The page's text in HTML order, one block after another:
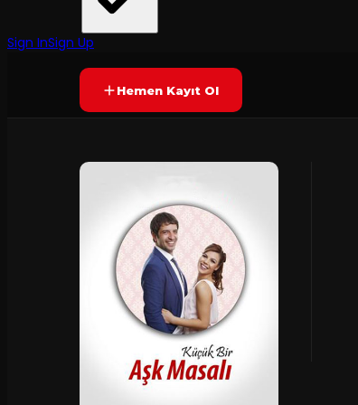
Sign InSign UpYAKINDA Yetersiz oy
Hemen Kayıt Ol